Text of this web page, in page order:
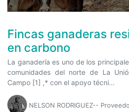
Fincas ganaderas
en carbono
La ganadería es uno de los
comunidades del norte de La
Campo [1] ,* con el apoyo técni...
NELSON RODRIGUEZ--